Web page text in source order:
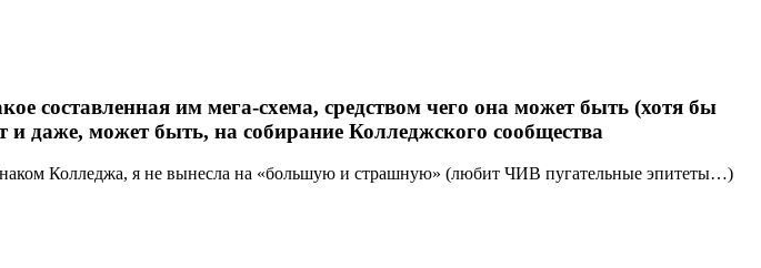
составленная им мега-схема, средством чего она может быть (хотя бы
даже, может быть, на собирание Колледжского сообщества
Колледжа, я не вынесла на «большую и страшную» (любит ЧИВ пугательные эпитеты…)